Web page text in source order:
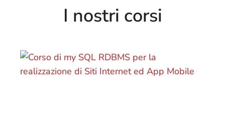
I nostri corsi